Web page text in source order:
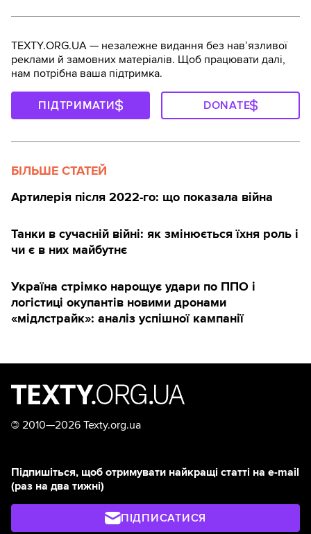
TEXTY.ORG.UA — незалежне видання без навʼязливої
реклами й замовних матеріалів. Щоб працювати далі,
нам потрібна ваша підтримка.
ПІДТРИМАТИ DONATE
БІЛЬШЕ СТАТЕЙ
Артилерія після 2022-го: що показала війна
Танки в сучасній війні: як змінюється їхня роль і
чи є в них майбутнє
Україна стрімко нарощує удари по ППО і
логістиці окупантів новими дронами
«мідлстрайк»: аналіз успішної кампанії
© 2010—2026 Texty.org.ua
Підпишіться, щоб отримувати найкращі статті на e-mail
(раз на два тижні)
ПІДПИСАТИСЯ